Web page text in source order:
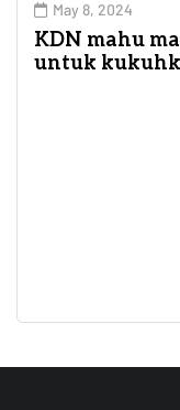
May 8, 2024
KDN mahu
untuk